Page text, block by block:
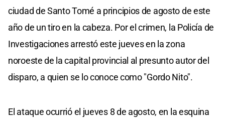
ciudad de Santo Tomé a principios de agosto de este
año de un tiro en la cabeza. Por el crimen, la Policía de
Investigaciones arrestó este jueves en la zona
noroeste de la capital provincial al presunto autor del
disparo, a quien se lo conoce como "Gordo Nito".
El ataque ocurrió el jueves 8 de agosto, en la esquina